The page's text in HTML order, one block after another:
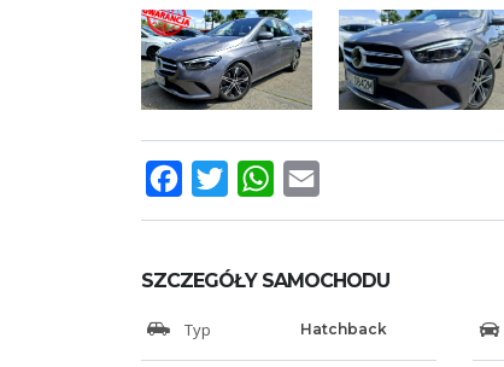
FacebookTwitterWhatsApp
SZCZEGÓŁY SAMOCHODU
Typ Hatchback